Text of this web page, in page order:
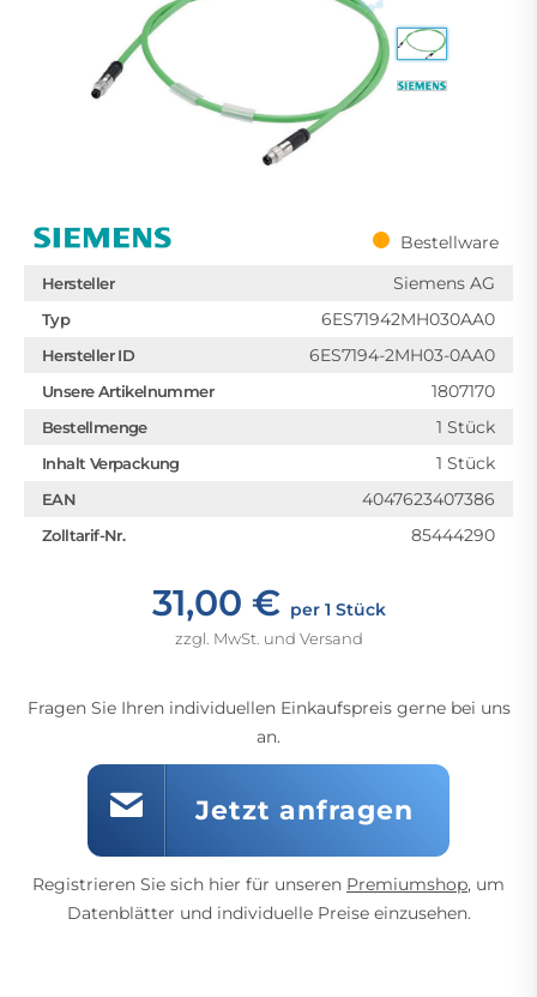
Bestellware
Hersteller Siemens AG
Typ 6ES71942MH030AA0
Hersteller ID 6ES7194-2MH03-0AA0
Unsere Artikelnummer 1807170
Bestellmenge 1 Stück
Inhalt Verpackung 1 Stück
EAN 4047623407386
Zolltarif-Nr. 85444290
31,00 € per 1 Stück
zzgl. MwSt. und Versand
Fragen Sie Ihren individuellen Einkaufspreis gerne bei uns
an.
Jetzt anfragen
Registrieren Sie sich hier für unseren Premiumshop, um
Datenblätter und individuelle Preise einzusehen.